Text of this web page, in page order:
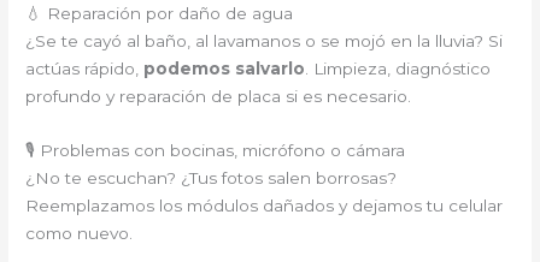
💧 Reparación por daño de agua
¿Se te cayó al baño, al lavamanos o se mojó en la lluvia? Si
actúas rápido, podemos salvarlo. Limpieza, diagnóstico
profundo y reparación de placa si es necesario.
🎙️ Problemas con bocinas, micrófono o cámara
¿No te escuchan? ¿Tus fotos salen borrosas?
Reemplazamos los módulos dañados y dejamos tu celular
como nuevo.